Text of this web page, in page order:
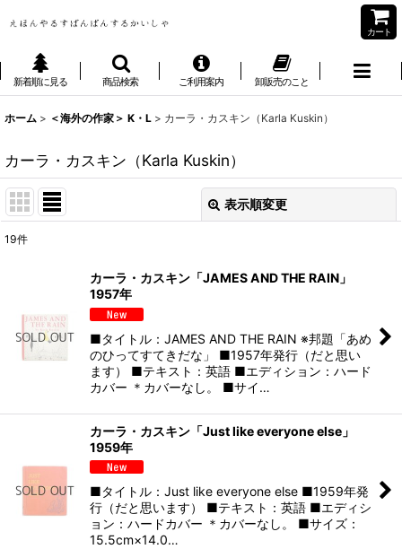
カート
新着順に見る 商品検索 ご利用案内 卸販売のこと
ホーム > ＜海外の作家＞ K・L > カーラ・カスキン（Karla Kuskin）
カーラ・カスキン（Karla Kuskin）
表示順変更
絞り込む
19件
カーラ・カスキン「JAMES AND THE RAIN」
1957年
■タイトル：JAMES AND THE RAIN ※邦題「あめ
のひってすてきだな」 ■1957年発行（だと思い
ます） ■テキスト：英語 ■エディション：ハード
カバー ＊カバーなし。 ■サイ…
カーラ・カスキン「Just like everyone else」
1959年
■タイトル：Just like everyone else ■1959年発
行（だと思います） ■テキスト：英語 ■エディシ
ョン：ハードカバー ＊カバーなし。 ■サイズ：
15.5cm×14.0…